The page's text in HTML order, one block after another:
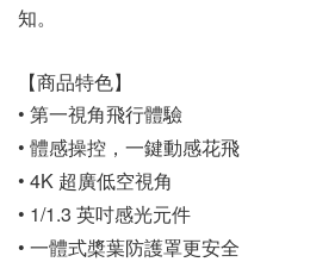
知。
【商品特色】
• 第一視角飛行體驗
• 體感操控，一鍵動感花飛
• 4K 超廣低空視角
• 1/1.3 英吋感光元件
• 一體式槳葉防護罩更安全